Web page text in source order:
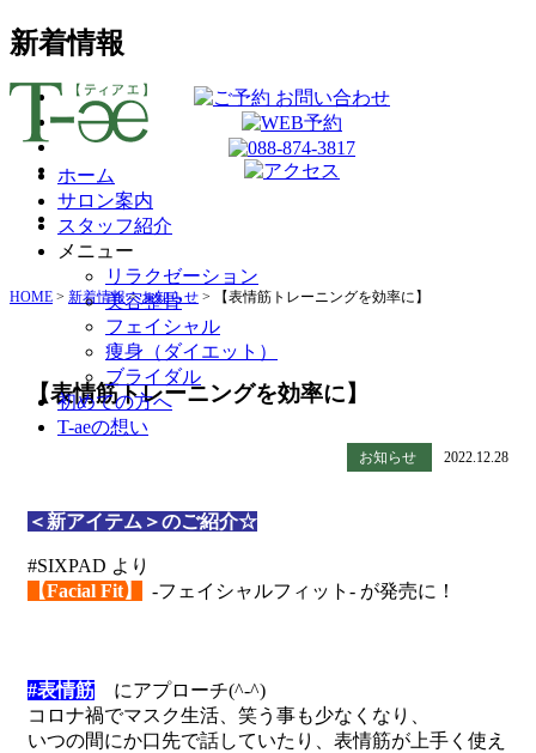
ホーム
サロン案内
スタッフ紹介
メニュー
リラクゼーション
美容整骨
フェイシャル
痩身（ダイエット）
ブライダル
初めての方へ
T-aeの想い
新着情報
HOME > 新着情報>お知らせ > 【表情筋トレーニングを効率に】
【表情筋トレーニングを効率に】
お知らせ 2022.12.28
＜新アイテム＞のご紹介☆
#SIXPAD より
【Facial Fit】
-フェイシャルフィット- が発売に！
#表情筋 にアプローチ(^-^)
コロナ禍でマスク生活、笑う事も少なくなり、
いつの間にか口先で話していたり、表情筋が上手く使え